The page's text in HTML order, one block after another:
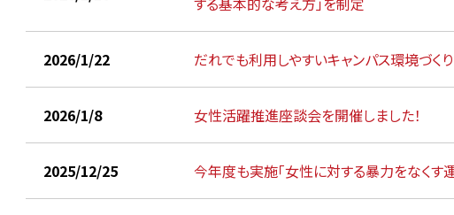
2026/1/22 だれでも利用しやすいキャンパス環境づくり
2026/1/8 女性活躍推進座談会を開催しました！
2025/12/25 今年度も実施「女性に対する暴力をなくす